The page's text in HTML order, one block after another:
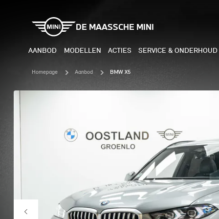
DE MAASSCHE MINI
AANBOD MODELLEN
MINI COOPER ELECTRIC
MINI ACEMAN ELECTRIC
MINI COUNTRYMAN ELECTRIC
JOHN COOPER WORKS
ELECTRIC
MINI
MINI
MINI
ACTIES SERVICE & ONDERHOUD
Homepage Aanbod BMW X5